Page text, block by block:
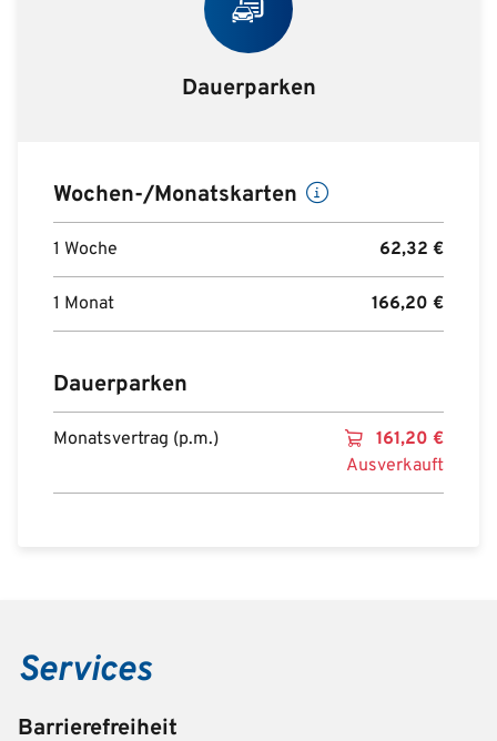
Dauerparken
Wochen-/Monatskarten
1 Woche 62,32 €
1 Monat 166,20 €
Dauerparken
Monatsvertrag (p.m.) 161,20 €
Ausverkauft
Services
Barrierefreiheit